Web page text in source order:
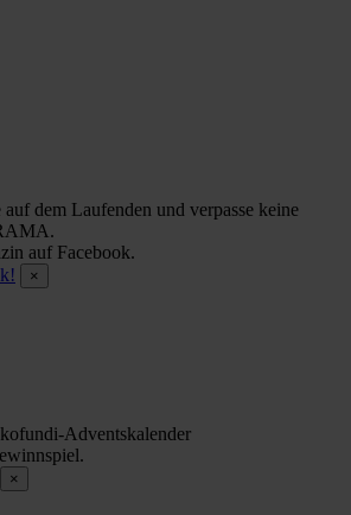
auf dem Laufenden und verpasse keine
auf Facebook.
×
Adventskalender
×